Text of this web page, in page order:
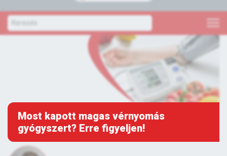
Most kapott magas vérnyomás
gyógyszert? Erre figyeljen!